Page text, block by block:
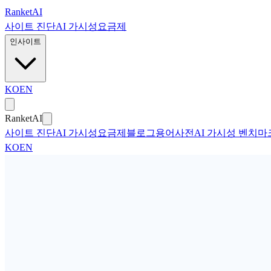
본문으로 건너뛰기
RanketAI
사이트 진단AI 가시성 요금제
인사이트
KOEN
RanketAI
사이트 진단AI 가시성 요금제 블로그용어사전 AI 가시성 벤치마
KOEN